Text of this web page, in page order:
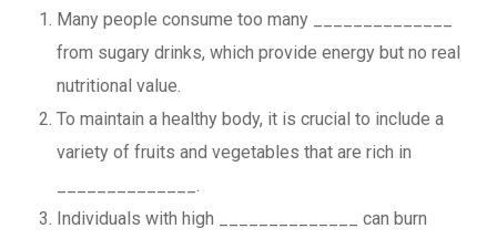
Many people consume too many ______________
from sugary drinks, which provide energy but no real
nutritional value.
To maintain a healthy body, it is crucial to include a
variety of fruits and vegetables that are rich in
______________.
Individuals with high ______________ can burn